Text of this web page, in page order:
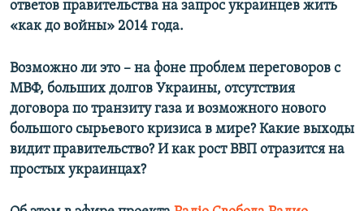
ответов правительства на запрос украинцев жить
«как до войны» 2014 года.
Возможно ли это – на фоне проблем переговоров с
МВФ, больших долгов Украины, отсутствия
договора по транзиту газа и возможного нового
большого сырьевого кризиса в мире? Какие выходы
видит правительство? И как рост ВВП отразится на
простых украинцах?